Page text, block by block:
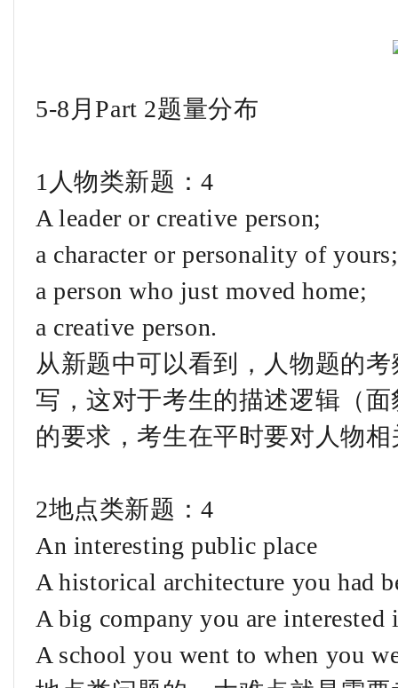
5-8月Part 2题量分布
1人物类新题：4
A leader or creative person;
a character or personality of yours;
a person who just moved home;
a creative person.
从新题中可以看到，人物题的
写，这对于考生的描述逻辑（
的要求，考生在平时要对人物
2地点类新题：4
An interesting public place
A historical architecture you had
A big company you are interested
A school you went to when you